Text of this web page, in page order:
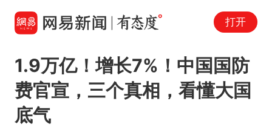
打开
1.9万亿！增长7%！中国国防
费官宣，三个真相，看懂大国
底气